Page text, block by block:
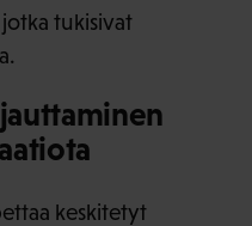
tukisivat
keskitetyt